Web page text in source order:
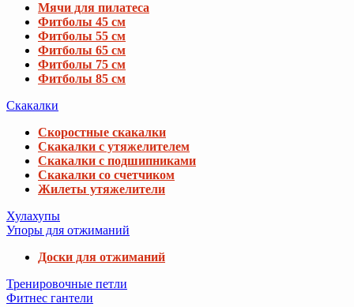
Мячи для пилатеса
Фитболы 45 см
Фитболы 55 см
Фитболы 65 см
Фитболы 75 см
Фитболы 85 см
Скакалки
Скоростные скакалки
Скакалки с утяжелителем
Скакалки с подшипниками
Скакалки со счетчиком
Жилеты утяжелители
Хулахупы
Упоры для отжиманий
Доски для отжиманий
Тренировочные петли
Фитнес гантели